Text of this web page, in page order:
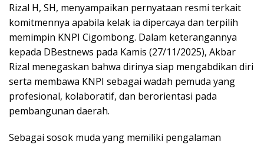
Rizal H, SH, menyampaikan pernyataan resmi terkait
komitmennya apabila kelak ia dipercaya dan terpilih
memimpin KNPI Cigombong. Dalam keterangannya
kepada DBestnews pada Kamis (27/11/2025), Akbar
Rizal menegaskan bahwa dirinya siap mengabdikan diri
serta membawa KNPI sebagai wadah pemuda yang
profesional, kolaboratif, dan berorientasi pada
pembangunan daerah.
Sebagai sosok muda yang memiliki pengalaman